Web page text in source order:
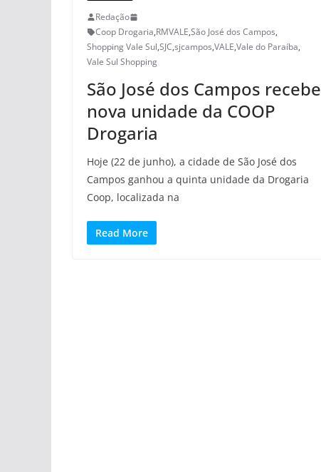
Redação
Coop Drogaria,RMVALE,São José dos Campos,
Shopping Vale Sul,SJC,sjcampos,VALE,Vale do Paraíba,
Vale Sul Shopping
São José dos Campos recebe
nova unidade da COOP
Drogaria
Hoje (22 de junho), a cidade de São José dos
Campos ganhou a quinta unidade da Drogaria
Coop, localizada na
Read More